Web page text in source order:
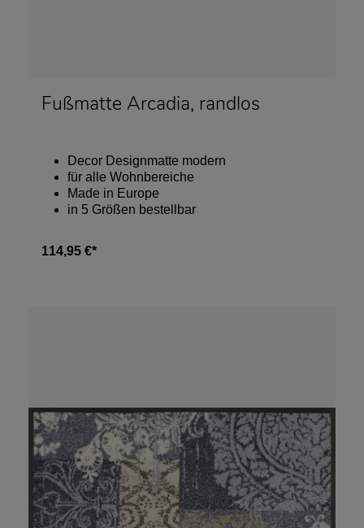
Fußmatte Arcadia, randlos
Decor Designmatte modern
für alle Wohnbereiche
Made in Europe
in 5 Größen bestellbar
114,95 €*